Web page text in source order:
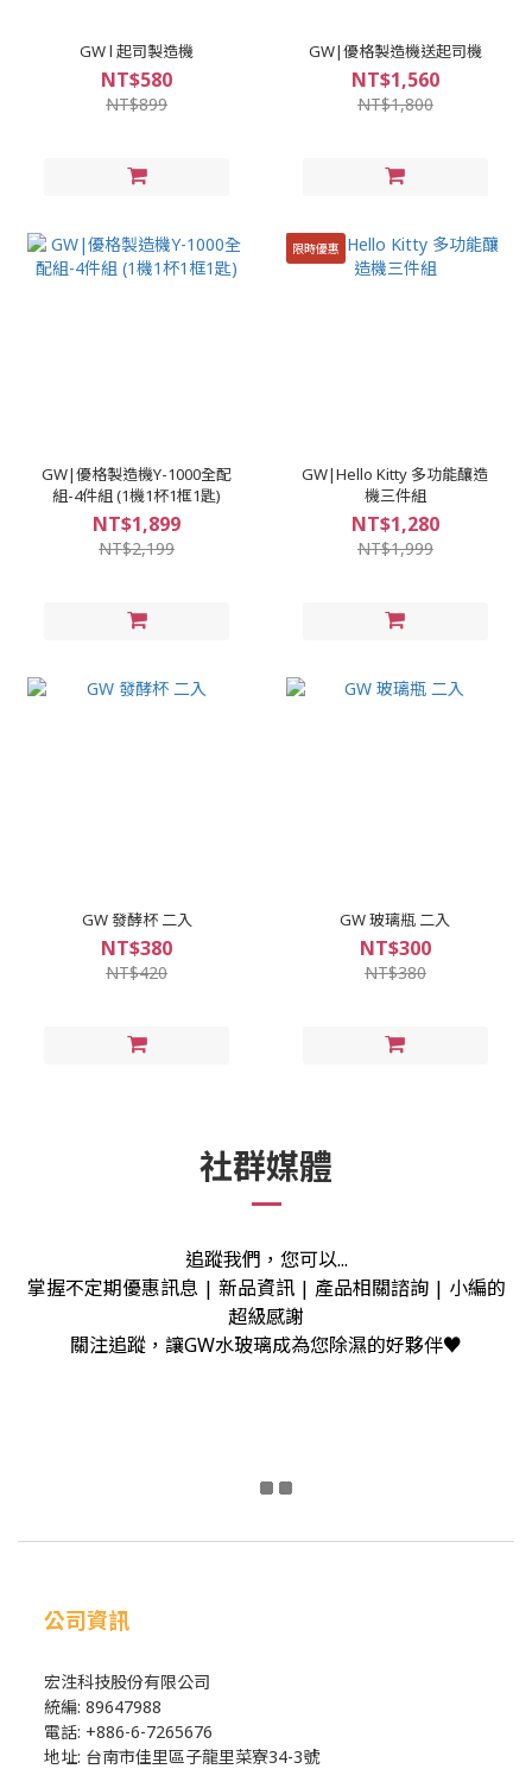
GW l 起司製造機
NT$580
NT$899
GW|優格製造機送起司機
NT$1,560
NT$1,800
GW|優格製造機Y-1000全配
組-4件組 (1機1杯1框1匙)
NT$1,899
NT$2,199
限時優惠
GW|Hello Kitty 多功能釀造
機三件組
NT$1,280
NT$1,999
GW 發酵杯 二入
NT$380
NT$420
GW 玻璃瓶 二入
NT$300
NT$380
社群媒體
追蹤我們，您可以...
掌握不定期優惠訊息 | 新品資訊 | 產品相關諮詢 | 小編的
超級感謝
關注追蹤，讓GW水玻璃成為您除濕的好夥伴♥
公司資訊
宏泩科技股份有限公司
統編: 89647988
電話: +886-6-7265676
地址: 台南市佳里區子龍里菜寮34-3號